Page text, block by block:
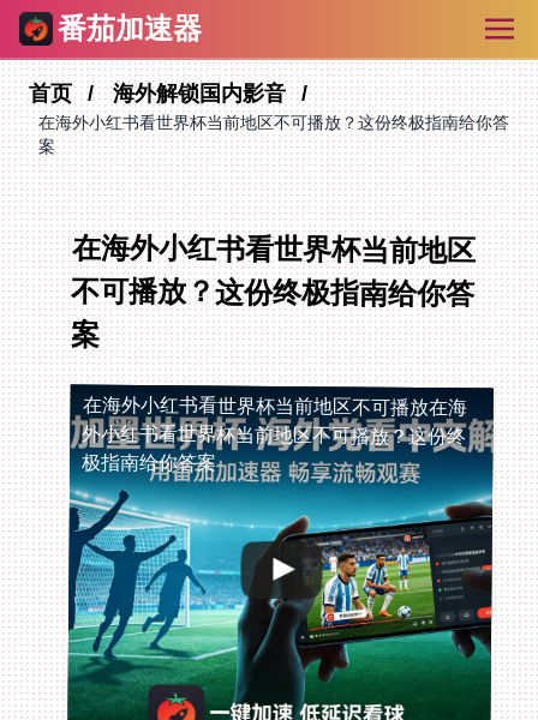
番茄加速器
首页 海外解锁国内影音
在海外小红书看世界杯当前地区不可播放？这份终极指南给你答
案
在海外小红书看世界杯当前地区
不可播放？这份终极指南给你答
案
在海外小红书看世界杯当前地区不可播放在海
外小红书看世界杯当前地区不可播放？这份终
极指南给你答案